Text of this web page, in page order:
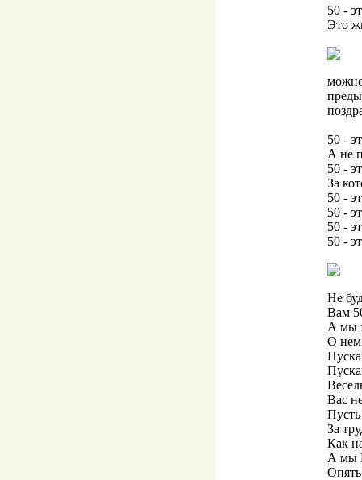
50 -
Это
50 -
А не
50 -
За
50 -
50 -
50 -
50 -
Не
Вам
А мы
О нем
Вас
За
Как
А мы
Опять